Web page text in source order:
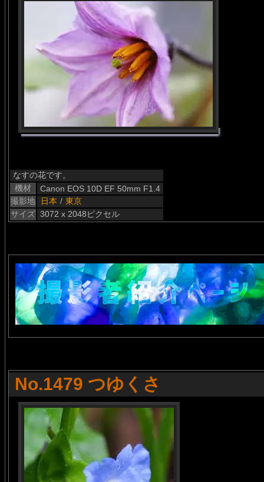
なすの花です。
機材
Canon EOS 10D EF 50mm F1.4
撮影地
日本 / 東京
サイズ 3072 x 2048ピクセル
No.1479 つゆくさ